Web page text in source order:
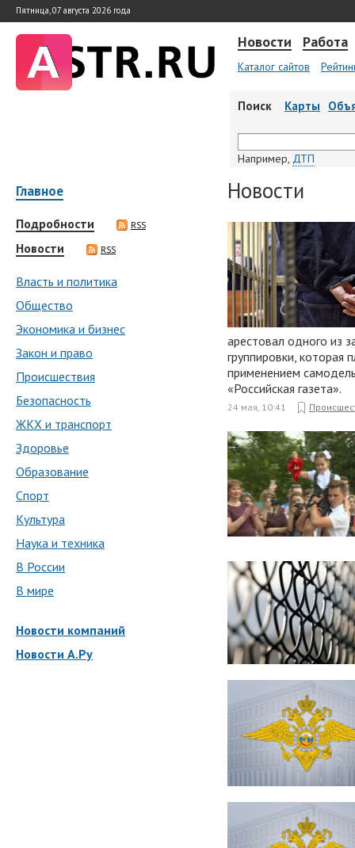
Пятница, 07 августа 2026 года
Новости Работа
Каталог сайтов
Поиск Карты
Например, ДТП
Главное
Подробности RSS
Новости RSS
Власть и политика
Общество
Экономика и бизнес
Закон и право
Происшествия
Безопасность
ЖКХ и транспорт
Здоровье
Образование
Спорт
Культура
Наука и техника
В России
В мире
Новости компаний
Новости А.Ру
Новости
арестовал одного из
группировки, которая
применением
«Российская газета».
24 мая, 10:41